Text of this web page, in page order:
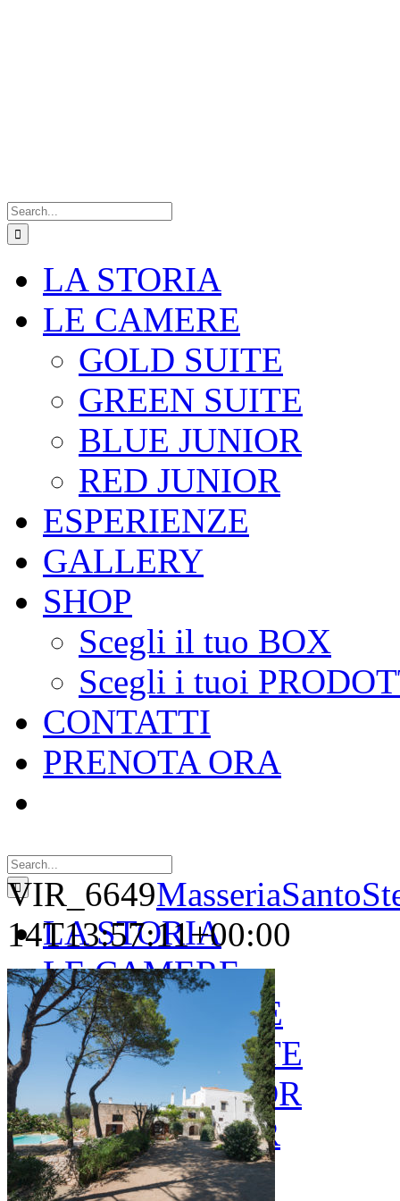
for:
LA STORIA
LE CAMERE
GOLD SUITE
GREEN SUITE
BLUE JUNIOR
RED JUNIOR
ESPERIENZE
GALLERY
SHOP
Scegli il tuo BOX
Scegli i tuoi
CONTATTI
PRENOTA ORA
for:
LA STORIA
LE CAMERE
GOLD SUITE
GREEN SUITE
BLUE JUNIOR
RED JUNIOR
ESPERIENZE
VIR_6649
14T13:57:11+00:00